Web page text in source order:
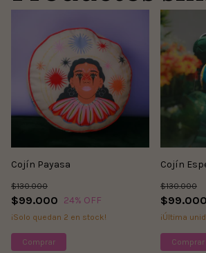
Cojín Payasa
$99.000
$130.000
24% OFF
¡Solo quedan 2 en stock!
Comprar
Cojín
$99.000
$130.000
¡Última
Comprar